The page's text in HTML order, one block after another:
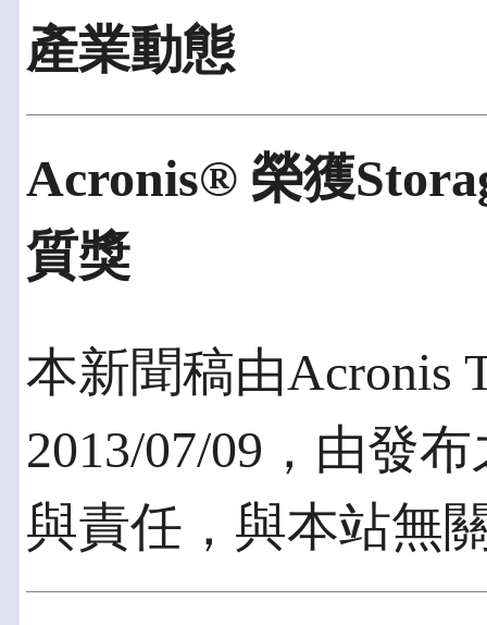
產業動態
Acronis® 榮獲
質獎
本新聞稿由Acronis
2013/07/09，由發
與責任，與本站無